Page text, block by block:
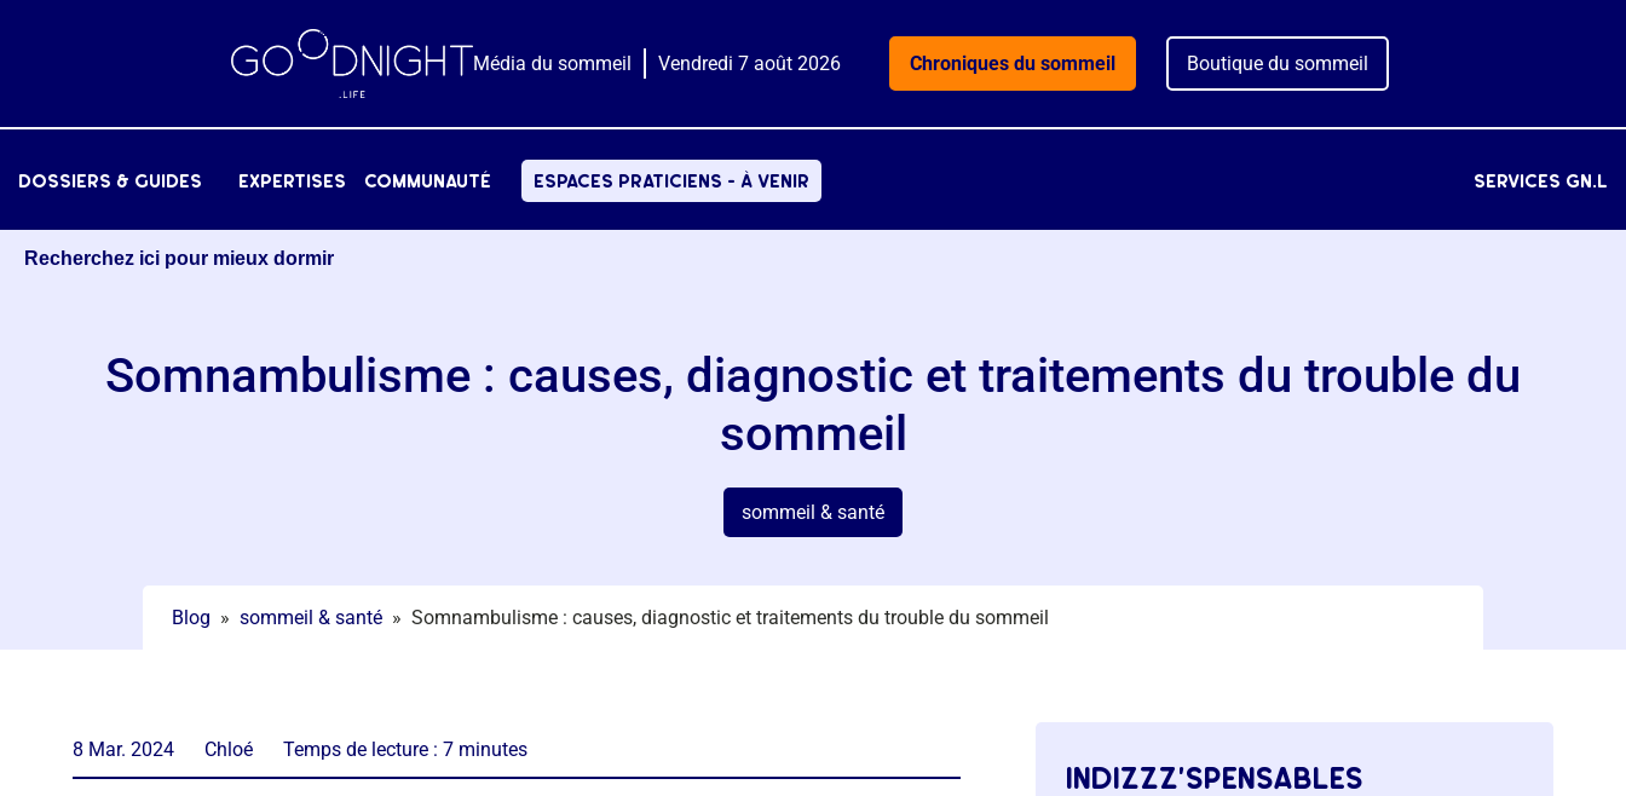
Média du sommeil Vendredi 7 août 2026 Chroniques du sommeil Boutique du sommeil
dossiers & Guides expertises communauté espaces praticiens - à venir services gn.l
Recherchez ici pour mieux dormir
Somnambulisme : causes, diagnostic et traitements du trouble du
sommeil
sommeil & santé
Blog » sommeil & santé » Somnambulisme : causes, diagnostic et traitements du trouble du sommeil
8 Mar. 2024 Chloé Temps de lecture : 7 minutes
indizzz’spensables